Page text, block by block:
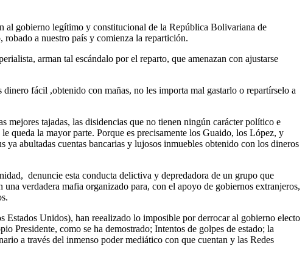
al gobierno legítimo y constitucional de la República Bolivariana de
robado a nuestro país y comienza la repartición.
arman tal escándalo por el reparto, que amenazan con ajustarse
fácil ,obtenido con mañas, no les importa mal gastarlo o repartírselo a
mejores tajadas, las disidencias que no tienen ningún carácter político e
queda la mayor parte. Porque es precisamente los Guaido, los López, y
ya abultadas cuentas bancarias y lujosos inmuebles obtenido con los dineros
denuncie esta conducta delictiva y depredadora de un grupo que
verdadera mafia organizado para, con el apoyo de gobiernos extranjeros,
Estados Unidos), han reealizado lo imposible por derrocar al gobierno electo
Presidente, como se ha demostrado; Intentos de golpes de estado; la
a través del inmenso poder mediático con que cuentan y las Redes